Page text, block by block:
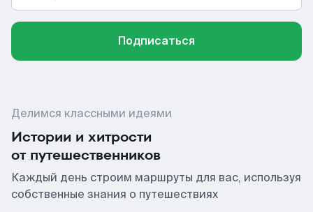
Подписаться
Делимся классными идеями
Истории и хитрости
от путешественников
Каждый день строим маршруты для вас, используя
собственные знания о путешествиях